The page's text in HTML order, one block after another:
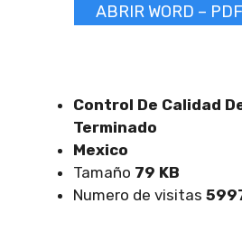
ABRIR WORD –
Control De Calidad
Terminado
Mexico
Tamaño 79 KB
Numero de visitas